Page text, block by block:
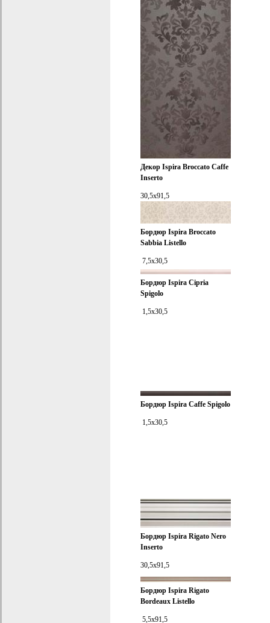
Декор Ispira Broccato Caffe
Inserto
30,5x91,5
Бордюр Ispira Broccato
Sabbia Listello
7,5x30,5
Бордюр Ispira Cipria
Spigolo
1,5x30,5
Бордюр Ispira Caffe Spigolo
1,5x30,5
Бордюр Ispira Rigato Nero
Inserto
30,5x91,5
Бордюр Ispira Rigato
Bordeaux Listello
5,5x91,5